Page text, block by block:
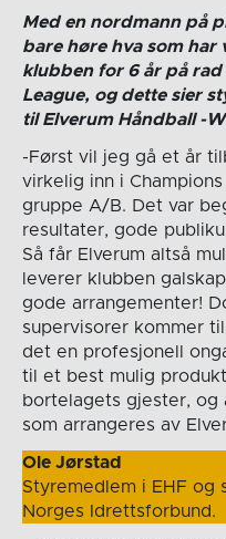
Med en nordmann på
bare høre hva som
klubben for 6 år på rad
League, og dette sier
til Elverum Håndball -
-Først vil jeg gå et år
virkelig inn i
gruppe A/B. Det var
resultater, gode
Så får Elverum altså
leverer klubben
gode arrangementer!
supervisorer kommer
det en profesjonell
til et best mulig
bortelagets gjester, og
som arrangeres av
Ole Jørstad
Styremedlem i EHF og
Norges Idrettsforbund.